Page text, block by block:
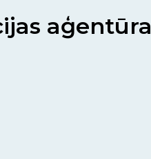
aģentūra